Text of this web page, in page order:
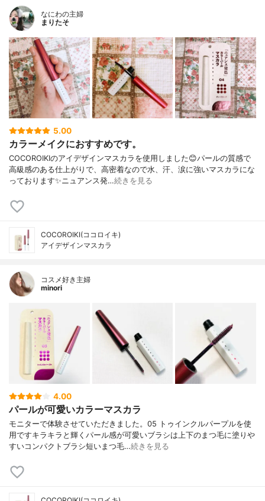
なにわの主婦
まりたそ
5.00
カラーメイクにおすすめです。
COCOROIKIのアイデザインマスカラを使用しました😊パールの質感で
高級感のある仕上がりで、高密着なので水、汗、涙に強いマスカラにな
っております✨ニュアンス発…続きを見る
COCOROIKI(ココロイキ)
アイデザインマスカラ
コスメ好き主婦
minori
4.00
パールが可愛いカラーマスカラ
モニターで体験させていただきました。05 トゥインクルパープルを使
用ですキラキラと輝くパール感が可愛いブラシは上下のまつ毛に塗りや
すいコンパクトブラシ短いまつ毛…続きを見る